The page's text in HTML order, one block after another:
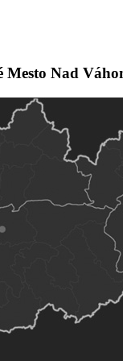
Mesto Nad